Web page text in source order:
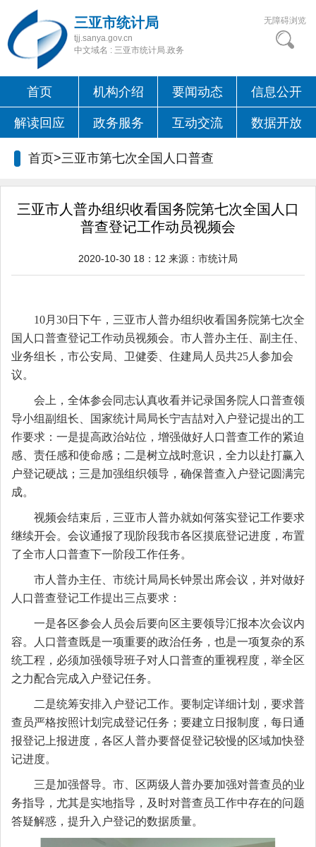
三亚市统计局
tjj.sanya.gov.cn
中文域名 : 三亚市统计局.政务
无障碍浏览
首页 机构介绍 要闻动态 信息公开
解读回应 政务服务 互动交流 数据开放
首页>三亚市第七次全国人口普查
三亚市人普办组织收看国务院第七次全国人口
普查登记工作动员视频会
2020-10-30 18：12 来源： 市统计局
10月30日下午，三亚市人普办组织收看国务院第七次全
国人口普查登记工作动员视频会。 市人普办主任、副主任、
业务组长，市公安局、卫健委、住建局人员共25人参加会
议。
会上，全体参会同志认真收看并记录国务院人口普查领
导小组副组长、国家统计局局长宁吉喆对入户登记提出的工
作要求：一是提高政治站位，增强做好人口普查工作的紧迫
感、责任感和使命感 ； 二是树立战时意识，全力以赴打赢入
户登记硬战 ； 三是加强组织领导，确保普查入户登记圆满完
成。
视频会结束后，三亚市人普办就如何落实登记工作要求
继续开会。会议通报了现阶段我市各区摸底登记进度，布置
了全市人口普查下一阶段工作任务。
市人普办主任、市统计局局长钟景出席会议，并对做好
人口普查登记工作提出三点要求：
一是各区参会人员会后要向区主要领导汇报本次会议内
容。人口普查既是一项重要的政治任务，也是一项复杂的系
统工程，必须加强领导班子对人口普查的重视程度 ，举全区
之力配合完成入户登记任务。
二是统筹安排入户登记工作。要制定详细计划
，要求普
查员严格按照计划完成登记任务； 要建立日报制度，每日通
报登记 上报进度， 各区人普办要督促登记较慢的区域加快登
记进度。
三是加强督导。市、区两级人普办要加强对普查员的业
务指导，尤其是实地指导，及时对普查员工作中存在的问题
答疑解惑， 提升入户登记的数据质量。